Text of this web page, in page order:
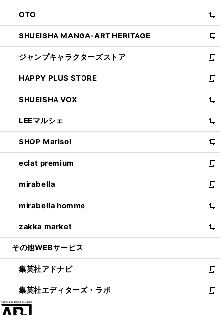
ウ
で
開
く
ン
ド
ウ
で
開
く
OTO
新
し
い
ウ
ィ
ン
ド
ウ
で
開
く
SHUEISHA MANGA-ART HERITAGE
新
し
い
ウ
ィ
ン
ド
ウ
で
開
く
ジャンプキャラクターズストア
新
し
い
ウ
ィ
ン
ド
ウ
で
開
く
HAPPY PLUS STORE
新
し
い
ウ
ィ
ン
ド
ウ
で
開
く
SHUEISHA VOX
新
し
い
ウ
ィ
ン
ド
ウ
で
開
く
LEEマルシェ
新
し
い
ウ
ィ
ン
ド
ウ
で
開
く
SHOP Marisol
新
し
い
ウ
ィ
ン
ド
ウ
で
開
eclat premium
新
し
い
ウ
ィ
ン
ド
ウ
開
く
mirabella
新
し
い
ウ
ィ
ン
ウ
で
開
く
mirabella homme
新
し
い
ウ
ン
ド
ウ
で
zakka market
新
し
ウ
ィ
ン
ド
その他WEBサービス
集英社アドナビ
新
し
い
集英社エディターズ・ラボ
新